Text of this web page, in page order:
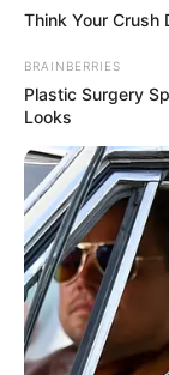
Think Your Crush
BRAINBERRIES
Plastic Surgery
Looks